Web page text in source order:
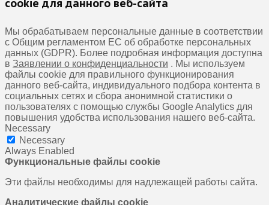
Мы обрабатываем персональные данные в соответствии
с Общим регламентом ЕС об обработке персональных
данных (GDPR). Более подробная информация доступна
в Заявлении о конфиденциальности . Мы используем
файлы cookie для правильного функционирования
данного веб-сайта, индивидуального подбора контента в
социальных сетях и сбора анонимной статистики о
пользователях с помощью службы Google Analytics для
повышения удобства использования нашего веб-сайта.
Necessary
Necessary
Always Enabled
Функциональные файлы cookie
Эти файлы необходимы для надлежащей работы сайта.
Аналитические файлы cookie